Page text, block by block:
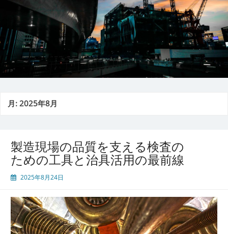
月:2025年8月
製造現場の品質を支える検査の
ための工具と治具活用の最前線
2025年8月24日